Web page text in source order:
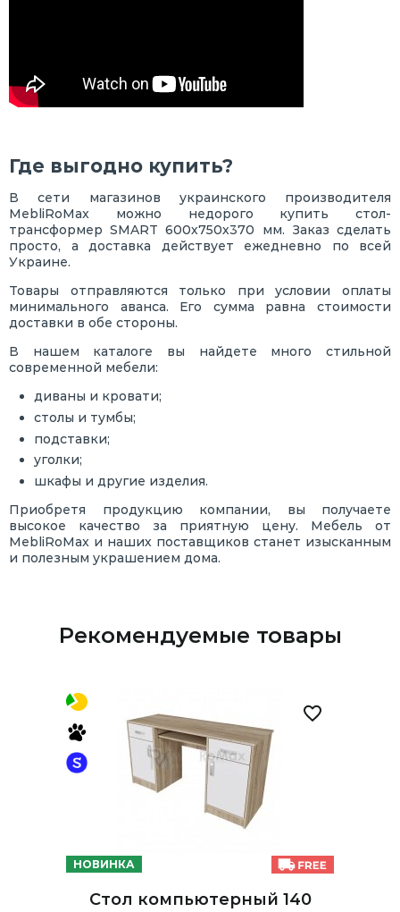
Где выгодно купить?
В сети магазинов украинского производителя
MebliRoMax можно недорого купить стол-
трансформер SMART 600х750х370 мм. Заказ сделать
просто, а доставка действует ежедневно по всей
Украине.
Товары отправляются только при условии оплаты
минимального аванса. Его сумма равна стоимости
доставки в обе стороны.
В нашем каталоге вы найдете много стильной
современной мебели:
диваны и кровати;
столы и тумбы;
подставки;
уголки;
шкафы и другие изделия.
Приобретя продукцию компании, вы получаете
высокое качество за приятную цену. Мебель от
MebliRoMax и наших поставщиков станет изысканным
и полезным украшением дома.
Рекомендуемые товары
НОВИНКА
Стол компьютерный 140